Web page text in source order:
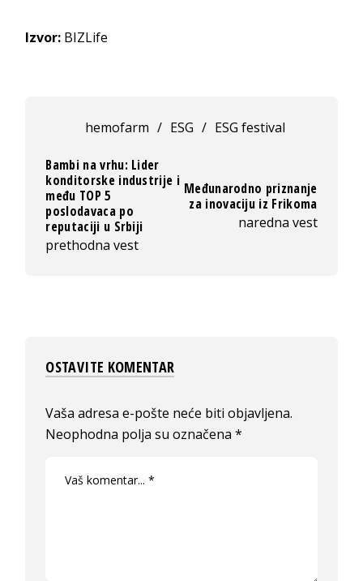
Izvor: BIZLife
hemofarm / ESG / ESG festival
Bambi na vrhu: Lider
konditorske industrije i
među TOP 5
poslodavaca po
reputaciji u Srbiji
prethodna vest
Međunarodno priznanje
za inovaciju iz Frikoma
naredna vest
OSTAVITE KOMENTAR
Vaša adresa e-pošte neće biti objavljena.
Neophodna polja su označena*